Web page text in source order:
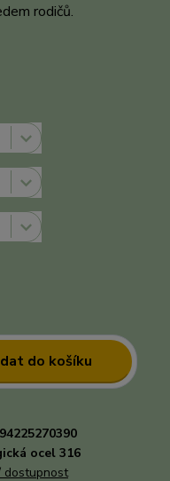
rodičů.
do košíku
ocel 316
dostupnost